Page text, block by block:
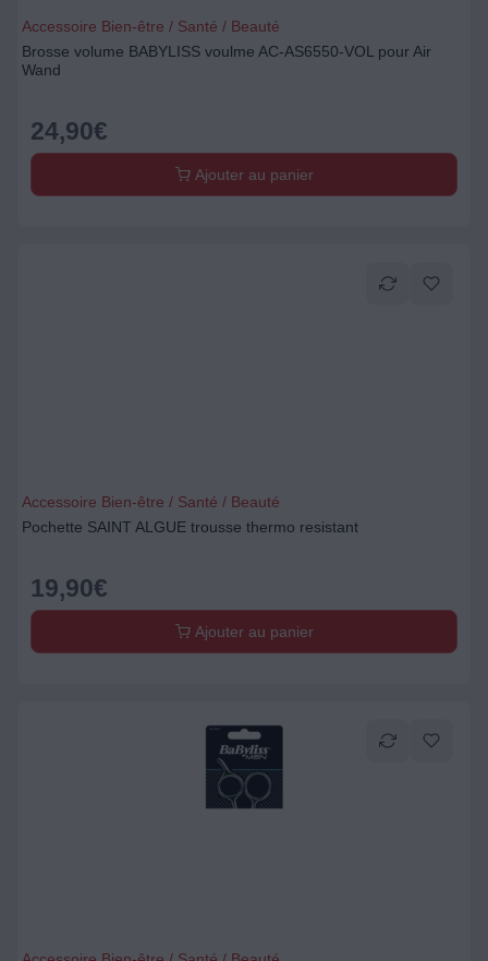
Accessoire Bien-être / Santé / Beauté
Brosse volume BABYLISS voulme AC-AS6550-VOL pour Air
Wand
24,90€
Ajouter au panier
Accessoire Bien-être / Santé / Beauté
Pochette SAINT ALGUE trousse thermo resistant
19,90€
Ajouter au panier